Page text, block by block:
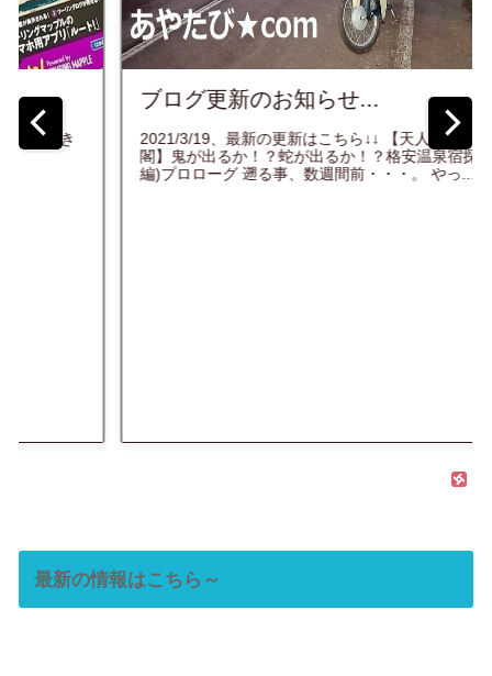
天人
四国歩き遍路2巡目(第二部)2日目
入！】超能力の宿！自分の霊体発
宿！？...
最新の情報はこちら～